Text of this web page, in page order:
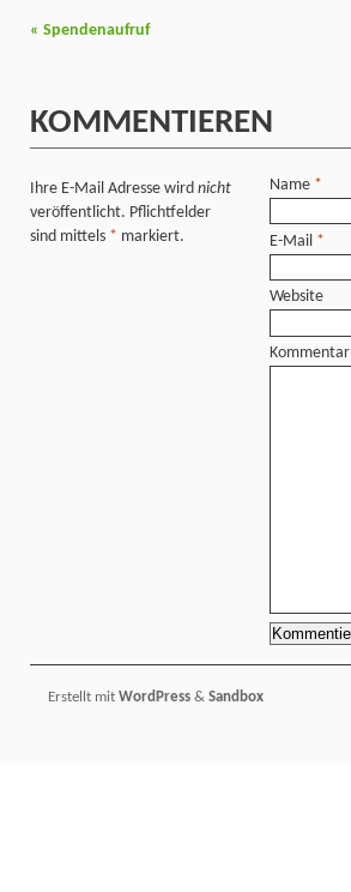
« Spendenaufruf
KOMMENTIEREN
Ihre E-Mail Adresse wird nicht
veröffentlicht. Pflichtfelder
sind mittels * markiert.
Name *
E-Mail *
Website
Kommentar
Erstellt mit WordPress & Sandbox